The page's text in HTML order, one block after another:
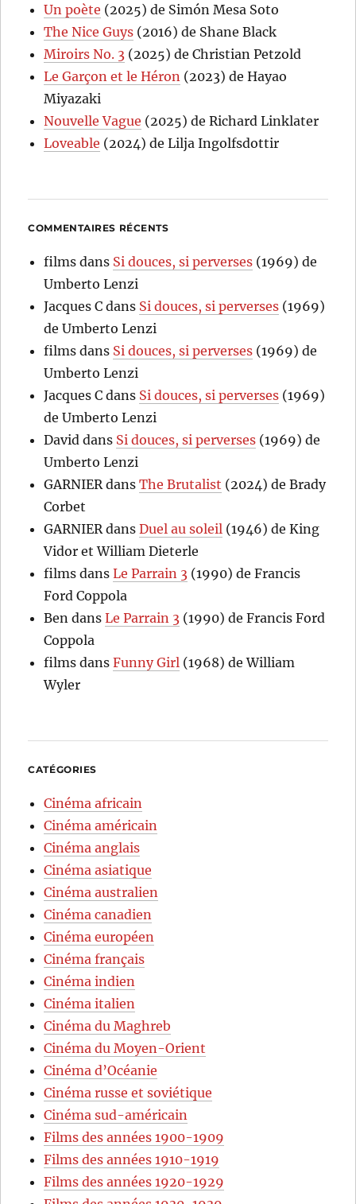
Un poète (2025) de Simón Mesa Soto
The Nice Guys (2016) de Shane Black
Miroirs No. 3 (2025) de Christian Petzold
Le Garçon et le Héron (2023) de Hayao
Miyazaki
Nouvelle Vague (2025) de Richard Linklater
Loveable (2024) de Lilja Ingolfsdottir
COMMENTAIRES RÉCENTS
films dans Si douces, si perverses (1969) de
Umberto Lenzi
Jacques C dans Si douces, si perverses (1969)
de Umberto Lenzi
films dans Si douces, si perverses (1969) de
Umberto Lenzi
Jacques C dans Si douces, si perverses (1969)
de Umberto Lenzi
David dans Si douces, si perverses (1969) de
Umberto Lenzi
GARNIER dansThe Brutalist (2024) de Brady
Corbet
GARNIER dansDuel au soleil (1946) de King
Vidor et William Dieterle
films dansLe Parrain 3 (1990) de Francis
Ford Coppola
Ben dansLe Parrain 3 (1990) de Francis Ford
Coppola
films dansFunny Girl (1968) de William
Wyler
CATÉGORIES
Cinéma africain
Cinéma américain
Cinéma anglais
Cinéma asiatique
Cinéma australien
Cinéma canadien
Cinéma européen
Cinéma français
Cinéma indien
Cinéma italien
Cinéma du Maghreb
Cinéma du Moyen-Orient
Cinéma d’Océanie
Cinéma russe et soviétique
Cinéma sud-américain
Films des années 1900-1909
Films des années 1910-1919
Films des années 1920-1929